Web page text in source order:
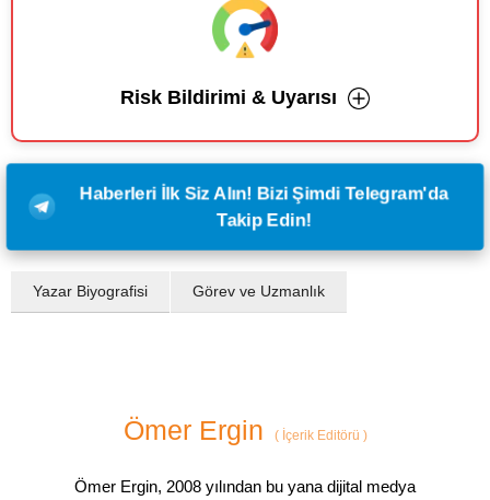
Risk Bildirimi & Uyarısı
Haberleri İlk Siz Alın! Bizi Şimdi Telegram'da
Takip Edin!
Yazar Biyografisi Görev ve Uzmanlık
Ömer Ergin (İçerik Editörü )
Ömer Ergin, 2008 yılından bu yana dijital medya